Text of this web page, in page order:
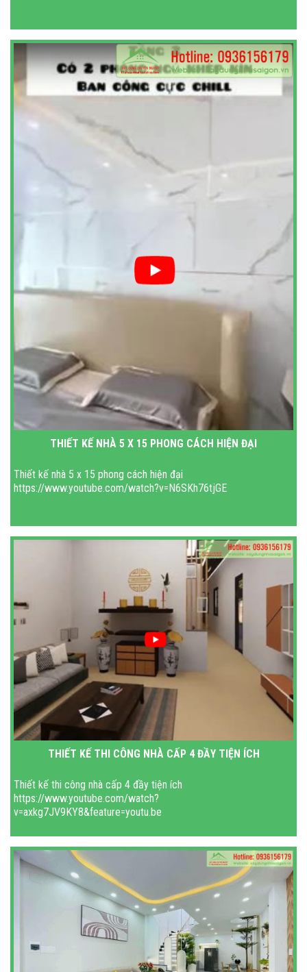
THIẾT KẾ NHÀ 5 X 15 PHONG CÁCH HIỆN ĐẠI
Thiết kế nhà 5 x 15 phong cách hiện đại
https://www.youtube.com/watch?v=N6SKh76tjGE
THIẾT KẾ THI CÔNG NHÀ CẤP 4 ĐẦY TIỆN ÍCH
Thiết kế thi công nhà cấp 4 đầy tiện ích
https://www.youtube.com/watch?
v=axkg7JV9KY8&feature=youtu.be